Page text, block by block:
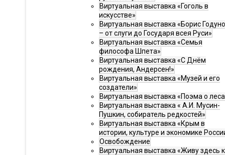
Виртуальная выставка «Гоголь в
искусстве»
Виртуальная выставка «Борис
– от слуги до Государя всея Руси»
Виртуальная выставка «Семья
философа Шпета»
Виртуальная выставка «С Днём
рождения, Андерсен!»
Виртуальная выставка «Музей и его
создатели»
Виртуальная выставка «Поэма о
Виртуальная выставка « А.И. Мусин-
Пушкин, собиратель редкостей»
Виртуальная выставка «Крым в
истории, культуре и экономике
Освобождение
Виртуальная выставка «Живу здесь